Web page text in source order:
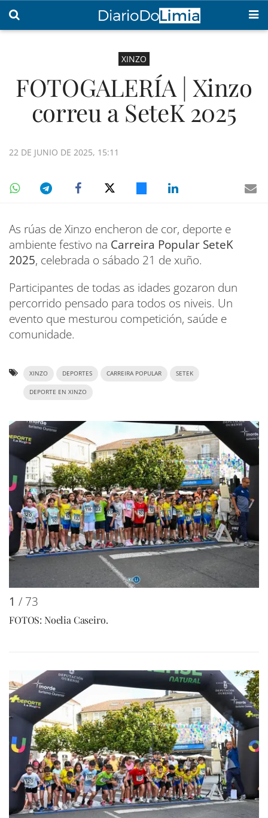
XINZO
FOTOGALERÍA | Xinzo
correu a SeteK 2025
22 DE JUNIO DE 2025, 15:11
As rúas de Xinzo encheron de cor, deporte e
ambiente festivo na Carreira Popular SeteK
2025, celebrada o sábado 21 de xuño.
Participantes de todas as idades gozaron dun
percorrido pensado para todos os niveis. Un
evento que mesturou competición, saúde e
comunidade.
XINZO DEPORTES CARREIRA POPULAR SETEK
DEPORTE EN XINZO
1 / 73
FOTOS: Noelia Caseiro.